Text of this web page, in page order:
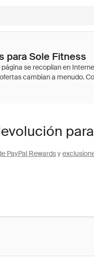
para Sole Fitness
PayPal Rewardsy